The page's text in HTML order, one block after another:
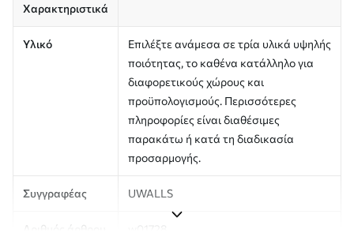
Χαρακτηριστικά
Υλικό
Επιλέξτε ανάμεσα σε τρία υλικά υψηλής
ποιότητας, το καθένα κατάλληλο για
διαφορετικούς χώρους και
προϋπολογισμούς. Περισσότερες
πληροφορίες είναι διαθέσιμες
παρακάτω ή κατά τη διαδικασία
προσαρμογής.
Συγγραφέας UWALLS
Αριθμός άρθρου